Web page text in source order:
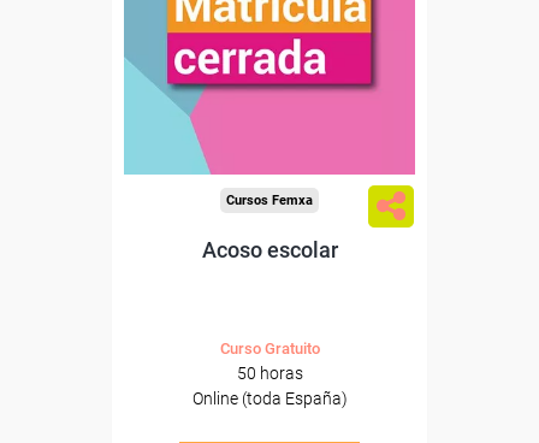
Cursos Femxa
Acoso escolar
Curso Gratuito
50 horas
Online (toda España)